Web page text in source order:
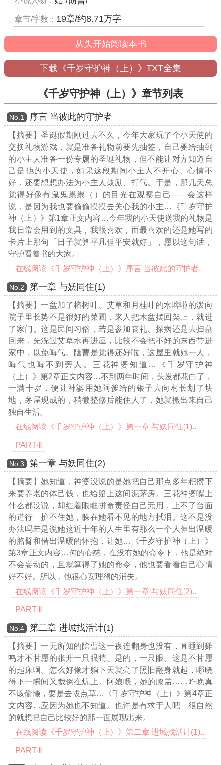
章节/字数： 19章/约8.71万字
从头开始阅读本书
下载《千岁守护神（上）》TXT全集
《千岁守护神（上）》章节列表
Νο.1 序言 当彼此的守护者
【摘要】圣诞假期刚过去不久，今年大家玩了个小天使的
交换礼物游戏，就是准备礼物前要先抽签，自己要给抽到
的小主人准备一份专属的圣诞礼物，但不能让对方知道自
己是他的小天使，如果这段期间小主人不开心、心情不
好，还要想想办法为小主人鼓励、打气。于是，那几天总
觉得好像有鬼鬼祟祟（）的目光在观察自己——会这样
说，是因为我也要偷偷摸摸去关心我的小主…《千岁守护
神（上）》第1章正文内容…今年我的小天使送我的礼物是
我日常会用到的文具，我很喜欢，而最喜欢的还是她写的
卡片上那句「日子就算平凡但平安就好」，愿以这句话，
守护看着书的大家。
在线阅读《千岁守护神（上）》序言 当彼此的守护者..
Νο.2 第一章 与妖同住(1)
【摘要】一盆加了榕树叶、艾草和月桂叶的水哗啦的泼向
院子里长势不是很好的菜圃，来人把木盆摆回架上，就进
了家门。这是民间习俗，若是参加丧礼、探病还是去扫墓
回来，先洗过艾草水再进屋，比较不会把不好的东西带进
家中，以免晦气。隂曹是觉得还好啦，这屋里就她一人，
晦气也晦不到旁人。三花神婆知道 …《千岁守护神
（上）》第2章正文内容…不到两年时间，头发都花白了，
一满十岁，便让神婆用她阿爹给的银子去向村长划了块
地，茅屋现成的，稍微整修后能住人了，她就搬出来自己
独自生活。
在线阅读《千岁守护神（上）》第一章 与妖同住(1)..
PART-Ⅱ
Νο.3 第一章 与妖同住(2)
【摘要】她知道，神婆没说的是她把自己那点多年积攒下
来要养老的体己钱，也给赔上这间泥茅房。三花神婆嘴上
什么都没说，却红着眼眶拼命责怪自己无用，上不了台面
的道行，护不住她，躲在她看不见的地方拭泪。这不是没
办法吗若是说她这近十年的人生里有那么一个人伸出温暖
的胳臂和借出温暖的怀抱，让她…《千岁守护神（上）》
第3章正文内容…何的心慈，在没有她的命令下，他是绝对
不会妄动的，且就算得了她的命令，他也要看看自己心情
好不好。所以，他很心安理得的消失。
在线阅读《千岁守护神（上）》第一章 与妖同住(2)..
PART-Ⅱ
Νο.4 第二章 进城找活计(1)
【摘要】一无所知的隂曹这一夜连翻身也没有，直睡到雞
鸣才不甘愿的张开一只眼睛。是的，一只眼。这是不甘愿
的起床啊。怎么好像才躺下天就亮了照旧翻身就起，哪晓
得下一瞬间又栽倒在炕上。阿娘喂，她的膝盖……昨晚真
不该偷懒，要是去拔点草…《千岁守护神（上）》第4章正
文内容…应因为她也不知道。也许是有求于人吧，很自然
的就想把自己比较好的那一面展现出来。
在线阅读《千岁守护神（上）》第二章 进城找活计(1)..
PART-Ⅱ